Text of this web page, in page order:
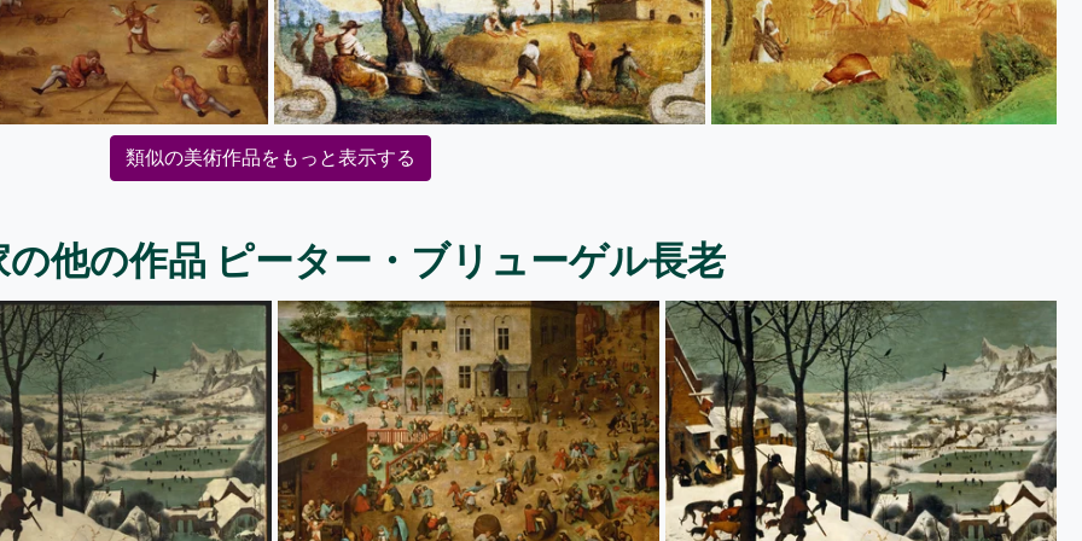
類似の美術作品をもっと表示する
他の作品 ピーター・ブリューゲル長老